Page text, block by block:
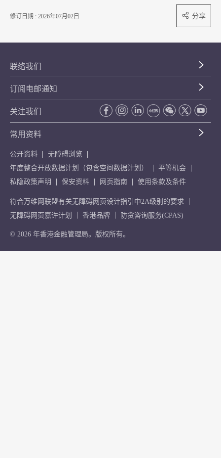
修订日期 : 2026年07月02日 分享
联络我们
订阅电邮通知
关注我们
常用资料
公开资料
无障碍浏览
年度整合开放数据计划（包含空间数据计划）
平等机会
私隐政策声明
保安资料 网页指南 使用条款及条件
符合万维网联盟有关无障碍网页设计指引中2A级别的要求
无障碍网页嘉许计划
香港品牌 防贪咨询服务(CPAS)
© 2026 年香港金融管理局。版权所有。